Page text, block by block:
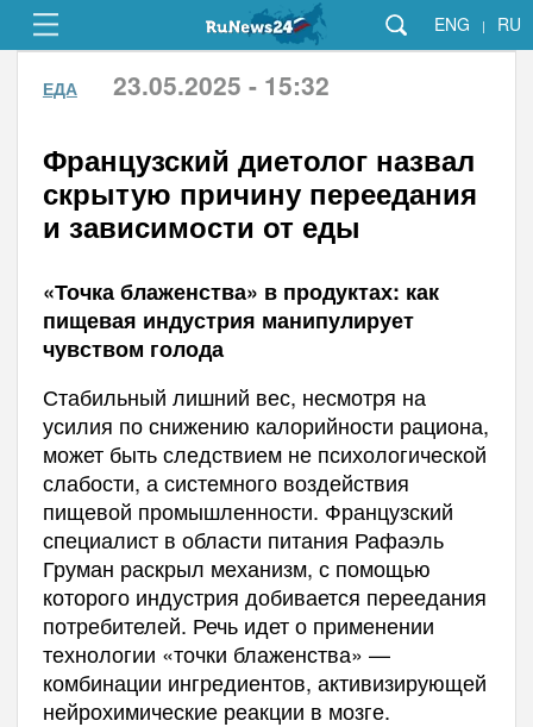
ENG | RU
ЕДА 23.05.2025 - 15:32
Французский диетолог назвал
скрытую причину переедания
и зависимости от еды
«Точка блаженства» в продуктах: как
пищевая индустрия манипулирует
чувством голода
Стабильный лишний вес, несмотря на
усилия по снижению калорийности рациона,
может быть следствием не психологической
слабости, а системного воздействия
пищевой промышленности. Французский
специалист в области питания Рафаэль
Груман раскрыл механизм, с помощью
которого индустрия добивается переедания
потребителей. Речь идет о применении
технологии «точки блаженства» —
комбинации ингредиентов, активизирующей
нейрохимические реакции в мозге.